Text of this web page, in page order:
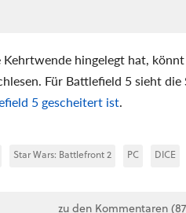
hingelegt hat,
Für Battlefield 5 sieht
5 gescheitert ist.
Star Wars: Battlefront 2 PC DICE
zu den Kommentaren